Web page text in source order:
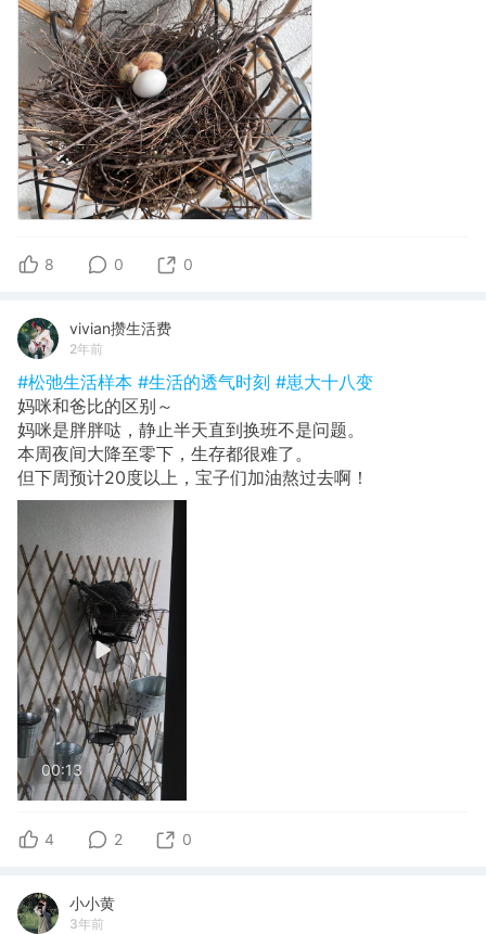
8 0 0
vivian攒生活费
2年前
#松弛生活样本 #生活的透气时刻 #崽大十八变
妈咪和爸比的区别～
妈咪是胖胖哒，静止半天直到换班不是问题。
本周夜间大降至零下，生存都很难了。
但下周预计20度以上，宝子们加油熬过去啊！
00:13
4 2 0
小小黄
3年前